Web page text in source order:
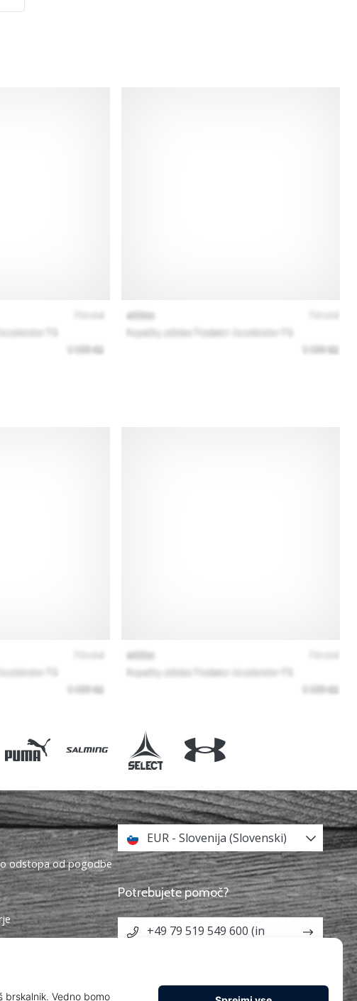
odstopa od pogodbe
EUR - Slovenija (Slovenski)
Potrebujete pomoč?
+49 79 519 549 600 (in